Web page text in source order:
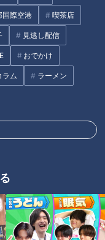
国際空港 喫茶店
見逃し配信
おでかけ
ラム ラーメン
痩せましたね！」…世
スクワット！？ダイエ
ペシャリストに学ぶ
くやせる方法」